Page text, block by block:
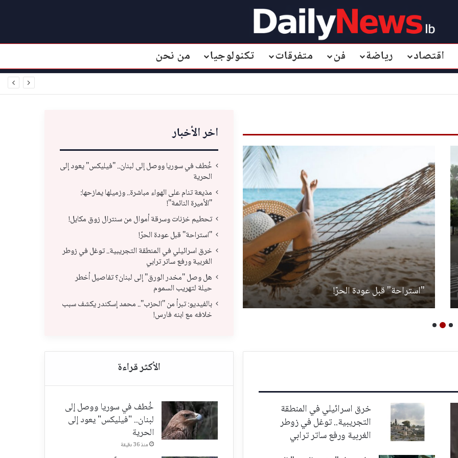
اقتصاد رياضة فن متفرقات تكنولوجيا من نحن
"استراحة" قبل عودة الحرّ!
خرق اسرائيلي في المنطقة التجريبية.. توغل في
زوطر الغربية ورفع ساتر ترابي
اخر الأخبار
خُطف في سوريا ووصل إلى لبنان.. "فيليكس" يعود إلى
الحرية
مذيعة تنام على الهواء مباشرة.. وزميلها يمازحها:
"الأميرة النائمة"!
تحطيم خزنات وسرقة أموال من سنترال زوق مكايل!
"استراحة" قبل عودة الحرّ!
خرق اسرائيلي في المنطقة التجريبية.. توغل في زوطر
الغربية ورفع ساتر ترابي
هل وصل "مخدر الورق" إلى لبنان؟ تفاصيل أخطر
حيلة لتهريب السموم
بالفيديو: تبرأ من "الحزب".. محمد إسكندر يكشف سبب
خلافه مع ابنه فارس!
خرق اسرائيلي في المنطقة
التجريبية.. توغل في زوطر
الغربية ورفع ساتر ترابي
خُطف في سوريا ووصل إلى
لبنان.. "فيليكس" يعود إلى
الحرية
منذ 36 دقيقة